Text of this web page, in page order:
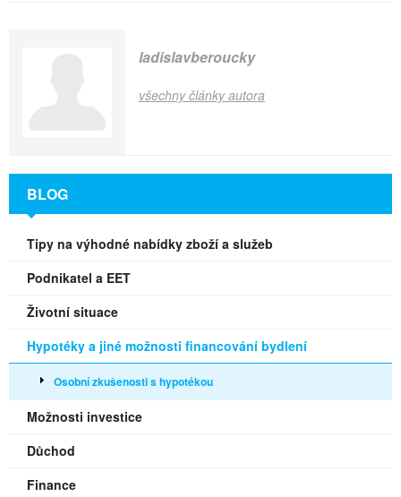
ladislavberoucky
všechny články autora
BLOG
Tipy na výhodné nabídky zboží a služeb
Podnikatel a EET
Životní situace
Hypotéky a jiné možnosti financování bydlení
Osobní zkušenosti s hypotékou
Možnosti investice
Důchod
Finance